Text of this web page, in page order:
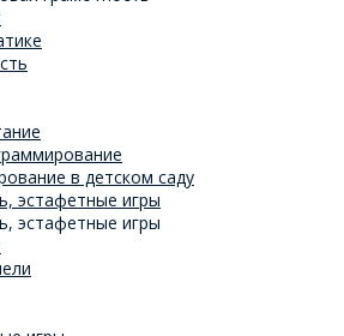
в детском саду
эстафетные игры
эстафетные игры